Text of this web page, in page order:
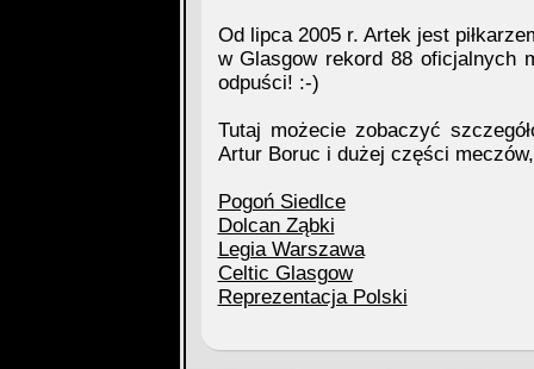
Od lipca 2005 r. Artek jest
w Glasgow rekord 88 oficjalnych
odpuści! :-)
Tutaj możecie zobaczyć
Artur Boruc i dużej części
Pogoń Siedlce
Dolcan Ząbki
Legia Warszawa
Celtic Glasgow
Reprezentacja Polski